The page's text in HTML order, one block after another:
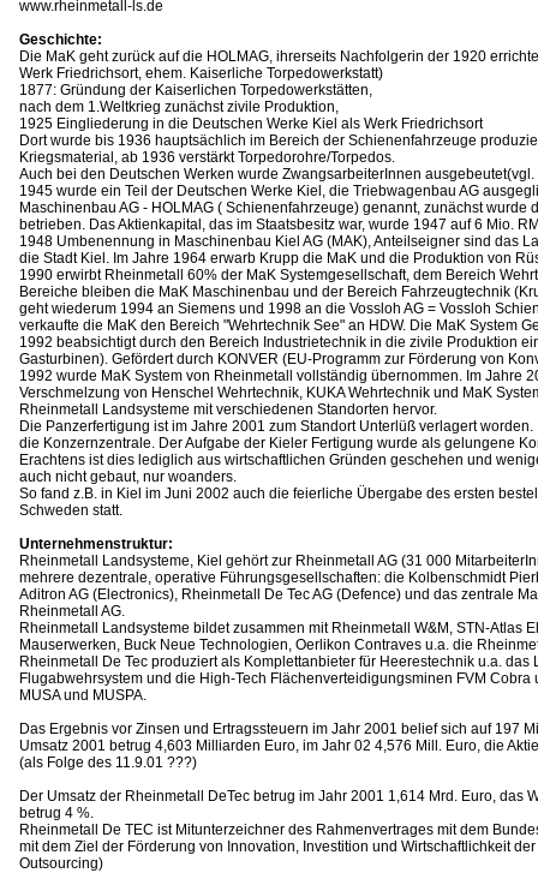
www.rheinmetall-ls.de
Geschichte:
Die MaK geht zurück auf die HOLMAG, ihrerseits Nachfolgerin der 1920
Werk Friedrichsort, ehem. Kaiserliche Torpedowerkstatt)
1877: Gründung der Kaiserlichen Torpedowerkstätten,
nach dem 1.Weltkrieg zunächst zivile Produktion,
1925 Eingliederung in die Deutschen Werke Kiel als Werk Friedrichsort
Dort wurde bis 1936 hauptsächlich im Bereich der Schienenfahrzeuge
Kriegsmaterial, ab 1936 verstärkt Torpedorohre/Torpedos.
Auch bei den Deutschen Werken wurde ZwangsarbeiterInnen
1945 wurde ein Teil der Deutschen Werke Kiel, die Triebwagenbau AG
Maschinenbau AG - HOLMAG ( Schienenfahrzeuge) genannt, zunächst wurde
betrieben. Das Aktienkapital, das im Staatsbesitz war, wurde 1947 auf 6 Mio.
1948 Umbenennung in Maschinenbau Kiel AG (MAK), Anteilseigner sind das
die Stadt Kiel. Im Jahre 1964 erwarb Krupp die MaK und die Produktion von
1990 erwirbt Rheinmetall 60% der MaK Systemgesellschaft, dem Bereich
Bereiche bleiben die MaK Maschinenbau und der Bereich Fahrzeugtechnik
geht wiederum 1994 an Siemens und 1998 an die Vossloh AG = Vossloh
verkaufte die MaK den Bereich "Wehrtechnik See" an HDW. Die MaK System
1992 beabsichtigt durch den Bereich Industrietechnik in die zivile Produktion
Gasturbinen). Gefördert durch KONVER (EU-Programm zur Förderung von
1992 wurde MaK System von Rheinmetall vollständig übernommen. Im Jahre
Verschmelzung von Henschel Wehrtechnik, KUKA Wehrtechnik und MaK
Rheinmetall Landsysteme mit verschiedenen Standorten hervor.
Die Panzerfertigung ist im Jahre 2001 zum Standort Unterlüß verlagert
die Konzernzentrale. Der Aufgabe der Kieler Fertigung wurde als gelungene
Erachtens ist dies lediglich aus wirtschaftlichen Gründen geschehen und
auch nicht gebaut, nur woanders.
So fand z.B. in Kiel im Juni 2002 auch die feierliche Übergabe des ersten
Schweden statt.
Unternehmenstruktur:
Rheinmetall Landsysteme, Kiel gehört zur Rheinmetall AG (31 000
mehrere dezentrale, operative Führungsgesellschaften: die Kolbenschmidt
Aditron AG (Electronics), Rheinmetall De Tec AG (Defence) und das zentrale
Rheinmetall AG.
Rheinmetall Landsysteme bildet zusammen mit Rheinmetall W&M, STN-Atlas
Mauserwerken, Buck Neue Technologien, Oerlikon Contraves u.a. die
Rheinmetall De Tec produziert als Komplettanbieter für Heerestechnik u.a. das
Flugabwehrsystem und die High-Tech Flächenverteidigungsminen FVM
MUSA und MUSPA.
Das Ergebnis vor Zinsen und Ertragssteuern im Jahr 2001 belief sich auf 197
Umsatz 2001 betrug 4,603 Milliarden Euro, im Jahr 02 4,576 Mill. Euro, die
(als Folge des 11.9.01 ???)
Der Umsatz der Rheinmetall DeTec betrug im Jahr 2001 1,614 Mrd. Euro, das
betrug 4 %.
Rheinmetall De TEC ist Mitunterzeichner des Rahmenvertrages mit dem
mit dem Ziel der Förderung von Innovation, Investition und Wirtschaftlichkeit
Outsourcing)